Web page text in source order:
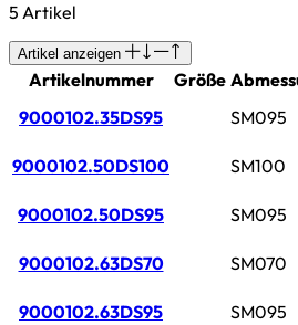
5 Artikel
Artikel anzeigen
Artikelnummer Größe
9000102.35DS95
SM095
9000102.50DS100 SM100
9000102.50DS95 SM095
9000102.63DS70 SM070
9000102.63DS95 SM095